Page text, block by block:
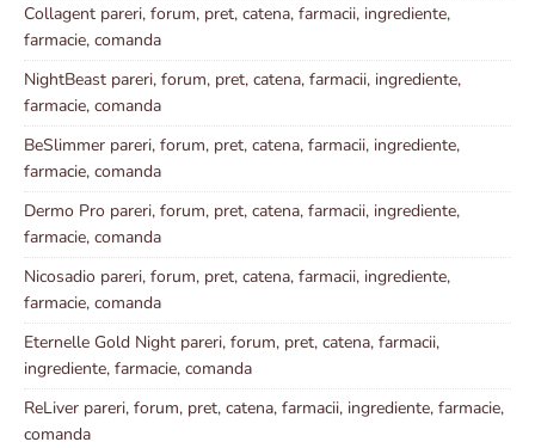
Collagent pareri, forum, pret, catena, farmacii, ingrediente,
farmacie, comanda
NightBeast pareri, forum, pret, catena, farmacii, ingrediente,
farmacie, comanda
BeSlimmer pareri, forum, pret, catena, farmacii, ingrediente,
farmacie, comanda
Dermo Pro pareri, forum, pret, catena, farmacii, ingrediente,
farmacie, comanda
Nicosadio pareri, forum, pret, catena, farmacii, ingrediente,
farmacie, comanda
Eternelle Gold Night pareri, forum, pret, catena, farmacii,
ingrediente, farmacie, comanda
ReLiver pareri, forum, pret, catena, farmacii, ingrediente, farmacie,
comanda